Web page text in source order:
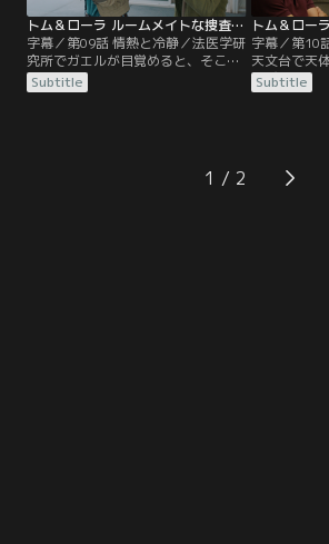
トム＆ローラ ルームメイトな捜査官 第09話／字幕
字幕／第09話 情熱と冷静／法医学研
究所でガエルが目覚めると、そこに
は恋人アルノーの遺体が。ガエルに
は前夜、被害者と口論してからの記
された捜査の期限は48時間。ガエル
の無実を信じるローラたちは真犯人
Subtitle
字幕／第10
天文台で天
浴びた直後
日に近くの
生命体に誘
ているポー
Subtitle
1